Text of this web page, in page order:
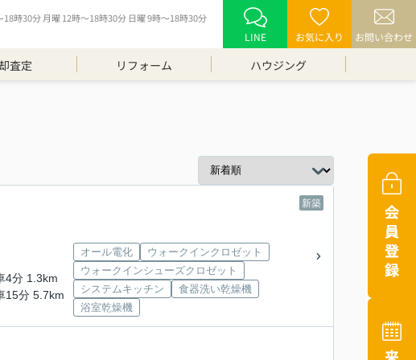
時30分 月曜 12時～18時30分 日曜 9時～18時30分
LINE お気に入り お問い合わせ
査定 リフォーム ハウジング
新築
4分 1.3km
15分 5.7km
オール電化
ウォークインクロゼット
ウォークインシューズクロゼット
システムキッチン
食器洗い乾燥機
浴室乾燥機